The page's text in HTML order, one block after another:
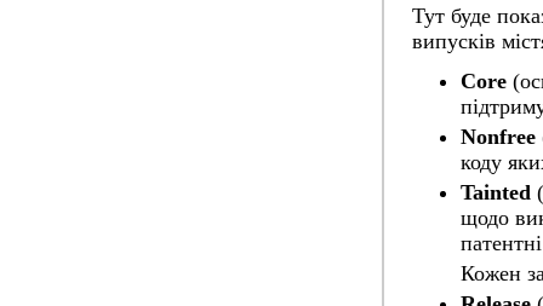
Тут буде
випусків
Core
Nonfree
коду
Tainted
щодо
Кожен